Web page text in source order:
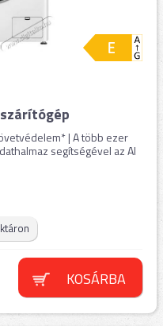
szárítógép
| A több ezer
segítségével az AI
KOSÁRBA